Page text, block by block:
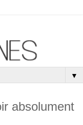
▼
absolument